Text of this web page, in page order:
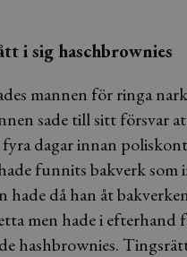
i sig haschbrownies
mannen för ringa
sade till sitt försvar
fyra dagar innan
funnits bakverk som
hade då han åt
men hade i efterhand
hashbrownies.